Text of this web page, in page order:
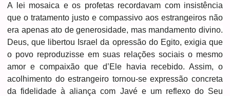
A lei mosaica e os profetas recordavam com insistência
que o tratamento justo e compassivo aos estrangeiros não
era apenas ato de generosidade, mas mandamento divino.
Deus, que libertou Israel da opressão do Egito, exigia que
o povo reproduzisse em suas relações sociais o mesmo
amor e compaixão que d’Ele havia recebido. Assim, o
acolhimento do estrangeiro tornou-se expressão concreta
da fidelidade à aliança com Javé e um reflexo do Seu